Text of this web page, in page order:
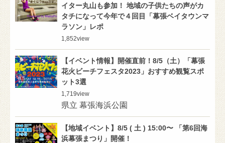
イター丸山も参加！ 地域の子供たちの声がカ
タチになって今年で４回目「幕張ベイタウンマ
ラソン」レポ
1,852view
【イベント情報】開催直前！8/5（土）「幕張
花火ビーチフェスタ2023」おすすめ観覧スポ
ット3選
1,719view
県立 幕張海浜公園
【地域イベント】8/5 ( 土 ) 15:00〜 「第6回海
浜幕張まつり」開催！